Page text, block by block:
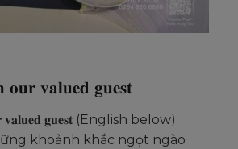
𝐯𝐚𝐥𝐮𝐞𝐝 𝐠𝐮𝐞𝐬𝐭
𝐯𝐚𝐥𝐮𝐞𝐝 𝐠𝐮𝐞𝐬𝐭 (English below)
khoảnh khắc ngọt ngào